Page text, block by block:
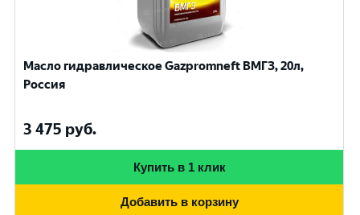
Масло гидравлическое Gazpromneft ВМГЗ, 20л,
Россия
3 475 руб.
Купить в 1 клик
Добавить в корзину